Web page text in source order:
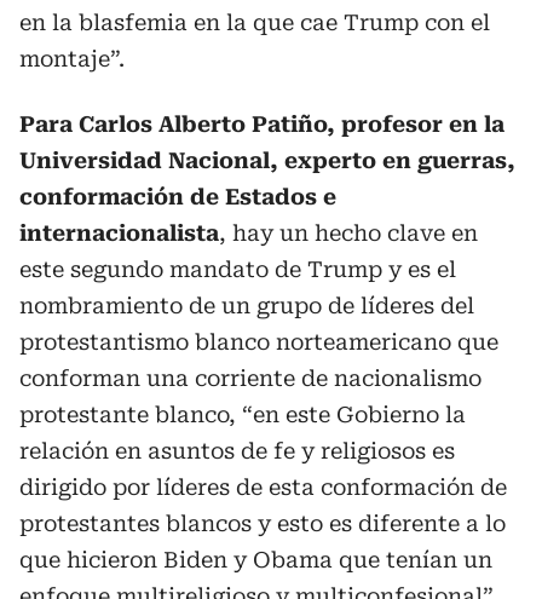
en la blasfemia en la que cae Trump con el
montaje”.
Para Carlos Alberto Patiño, profesor en la
Universidad Nacional, experto en guerras,
conformación de Estados e
internacionalista, hay un hecho clave en
este segundo mandato de Trump y es el
nombramiento de un grupo de líderes del
protestantismo blanco norteamericano que
conforman una corriente de nacionalismo
protestante blanco, “en este Gobierno la
relación en asuntos de fe y religiosos es
dirigido por líderes de esta conformación de
protestantes blancos y esto es diferente a lo
que hicieron Biden y Obama que tenían un